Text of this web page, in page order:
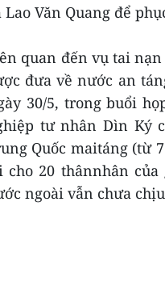
Lao Văn Quang để
quan đến vụ tai
đưa về nước an
30/5, trong buổi
tư nhân Dìn Ký
Quốc maitáng (từ
cho 20 thânnhân
ngoài vẫn chưa